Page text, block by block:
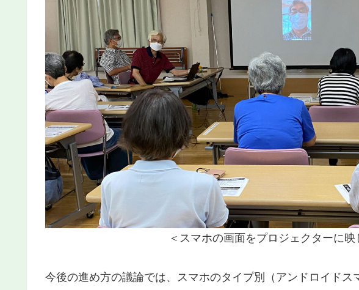
＜スマホの画面をプロジェクターに映
今後の進め方の議論では、スマホのタイプ別（アンドロイドス